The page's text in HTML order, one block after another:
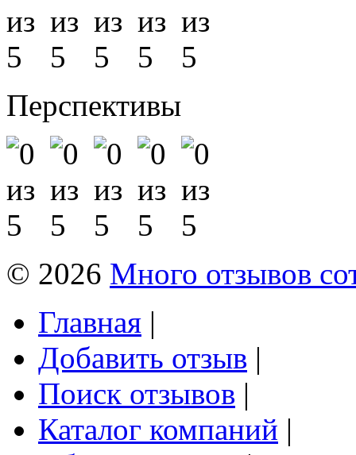
Перспективы
© 2026 Много отзывов
Главная |
Добавить отзыв |
Поиск отзывов |
Каталог компаний |